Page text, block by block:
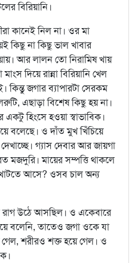
বিরিয়ানি।
কানেই নিল না। ওর মা
কিছু না কিছু ভাল খাবার
আর লালন তো নিরামিষ খায়
দিয়ে রান্না বিরিয়ানি খেল
কিন্তু জগার ব্যাপারটা সেরকম
এছাড়া বিশেষ কিছু হয় না।
একটু হিংসে হওয়া স্বাভাবিক।
বলেছে। ও দাঁত মুখ খিঁচিয়ে
গ্যাস দেবার আর জায়গা
মায়ের সম্পত্তি থাকলে
আসে? ওসব চাল অন্য
রাগ উঠে আসছিল। ও একেবারে
বলেনি, তাতেও জগা ওকে যা
শরীরও শক্ত হয়ে গেল। ও